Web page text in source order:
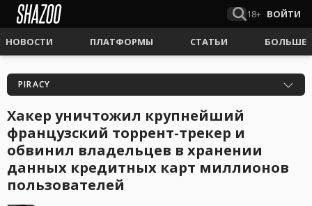
18+ ВОЙТИ
НОВОСТИ ПЛАТФОРМЫ СТАТЬИ БОЛЬШЕ
PIRACY
Хакер уничтожил крупнейший
французский торрент-трекер и
обвинил владельцев в хранении
данных кредитных карт миллионов
пользователей